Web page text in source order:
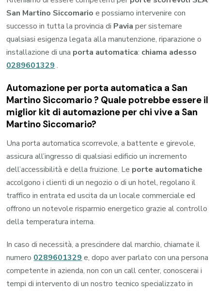
San Martino Siccomario e possiamo intervenire con
successo in tutta la provincia di Paviaper sistemare
qualsiasi esigenza legata alla manutenzione, riparazione o
installazione di una porta automatica: chiama adesso
0289601329 .
Automazione per porta automatica a San
Martino Siccomario ? Quale potrebbe essere il
miglior kit di automazione per chi vive a San
Martino Siccomario?
Una porta automatica scorrevole, a battente e girevole,
assicura all’ingresso di qualsiasi edificio un incremento
dell’accessibilità e della fruizione. Le porte automatiche
accolgono i clienti di un negozio o di un hotel, regolano il
traffico in entrata ed uscita da un locale commerciale ed
offrono un notevole risparmio energetico grazie al controllo
della temperatura interna.
In caso di necessità, a prescindere dal marchio, chiamate il
numero 0289601329 e, dopo aver parlato con una persona
competente in azienda, non con un call center, conoscerai i
tempi di intervento di un nostro tecnico specializzato in